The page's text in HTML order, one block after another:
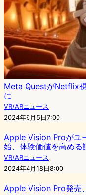
Meta QuestがNetflix
に
VR/ARニュース
2024年6月5日7:00
Apple Vision Proがユ
始、体験価値を高める
VR/ARニュース
2024年4月18日8:00
Apple Vision Pro発売